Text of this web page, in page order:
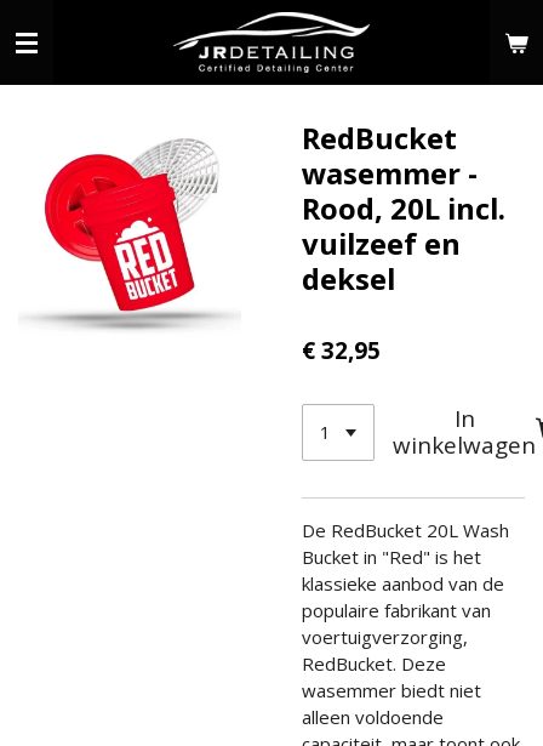
direct
RedBucket
wasemmer -
Rood, 20L incl.
vuilzeef en
deksel
€ 32,95
In
winkelwagen
De RedBucket 20L Wash
Bucket in "Red" is het
klassieke aanbod van de
populaire fabrikant van
voertuigverzorging,
RedBucket. Deze
wasemmer biedt niet
alleen voldoende